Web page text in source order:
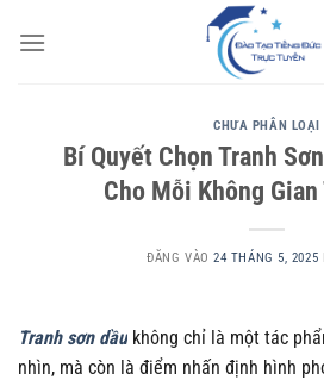
qua
CHƯA PHÂN LOẠI
Bí Quyết Chọn Tranh
Cho Mỗi Không Gian
ĐĂNG VÀO24 THÁNG 5, 2025
Tranh sơn dầu không chỉ là một tác
nhìn, mà còn là điểm nhấn định hình